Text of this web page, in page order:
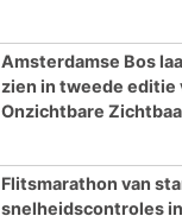
Amsterdamse Bos
zien in tweede editie
Onzichtbare
Flitsmarathon van
snelheidscontroles